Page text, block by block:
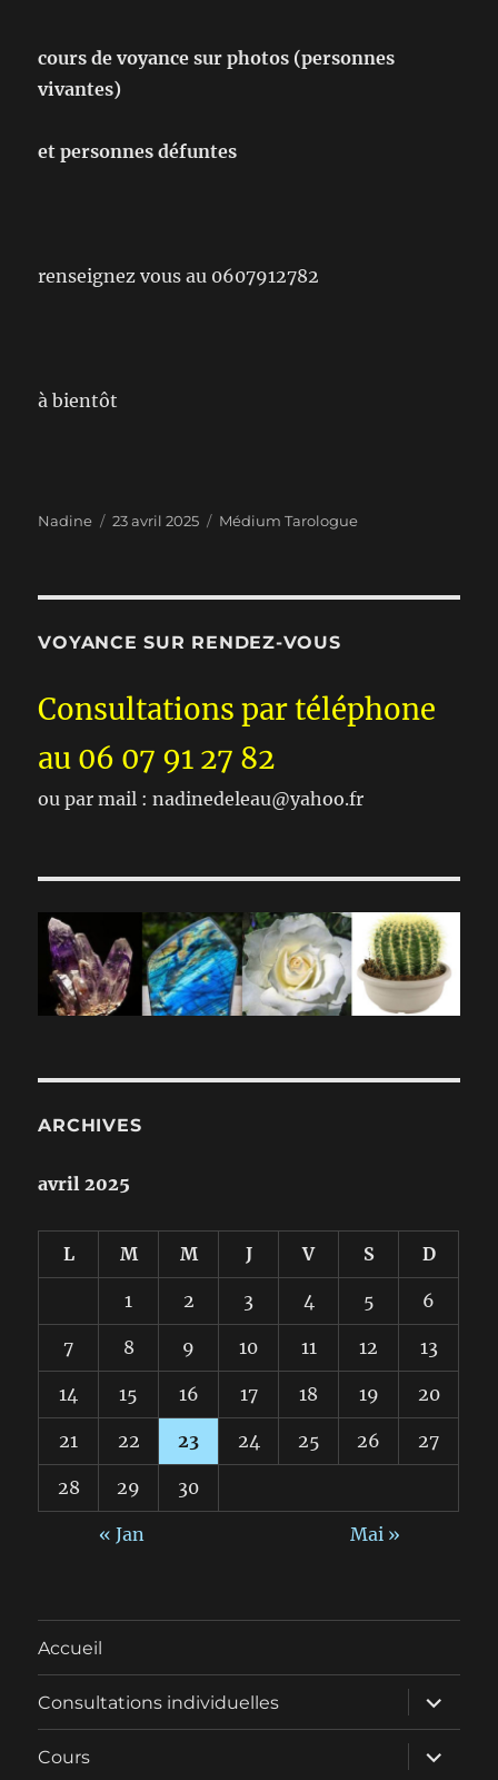
cours de voyance sur photos (personnes
vivantes)
et personnes défuntes
renseignez vous au 0607912782
à bientôt
Auteur
Nadine
Publié
23 avril 2025 Catégories
Médium Tarologue
VOYANCE SUR RENDEZ-VOUS
Consultations par téléphone
au 06 07 91 27 82
ou par mail : nadinedeleau@yahoo.fr
ARCHIVES
avril 2025
L M M J V S D
1 2 3 4 5 6
7 8 9 10 11 12 13
14 15 16 17 18 19 20
21 22 23 24 25 26 27
28 29 30
« Jan Mai »
Accueil
Consultations individuelles
ouvrir
le
sous-
menu
Cours
ouvrir
le